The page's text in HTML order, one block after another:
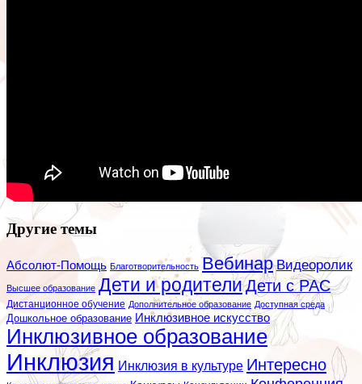
Другие темы
Абсолют-Помощь Благотворительность Вебинар Видеоролик
Высшее образование Дети и родителиДети с РАС
Дистанционное обучение Дополнительное образование Доступная среда
Дошкольное образование Инклюзивное искусство
Инклюзивное образование
Инклюзия Инклюзия в культуре Интересно